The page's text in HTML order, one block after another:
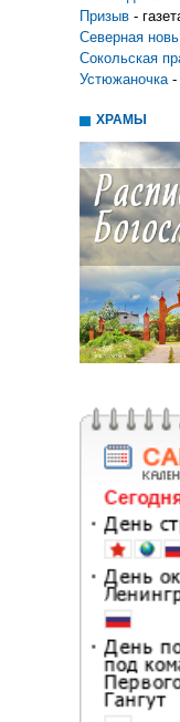
Призыв -
Северная новь
Сокольская
Устюжаночка -
ХРАМЫ